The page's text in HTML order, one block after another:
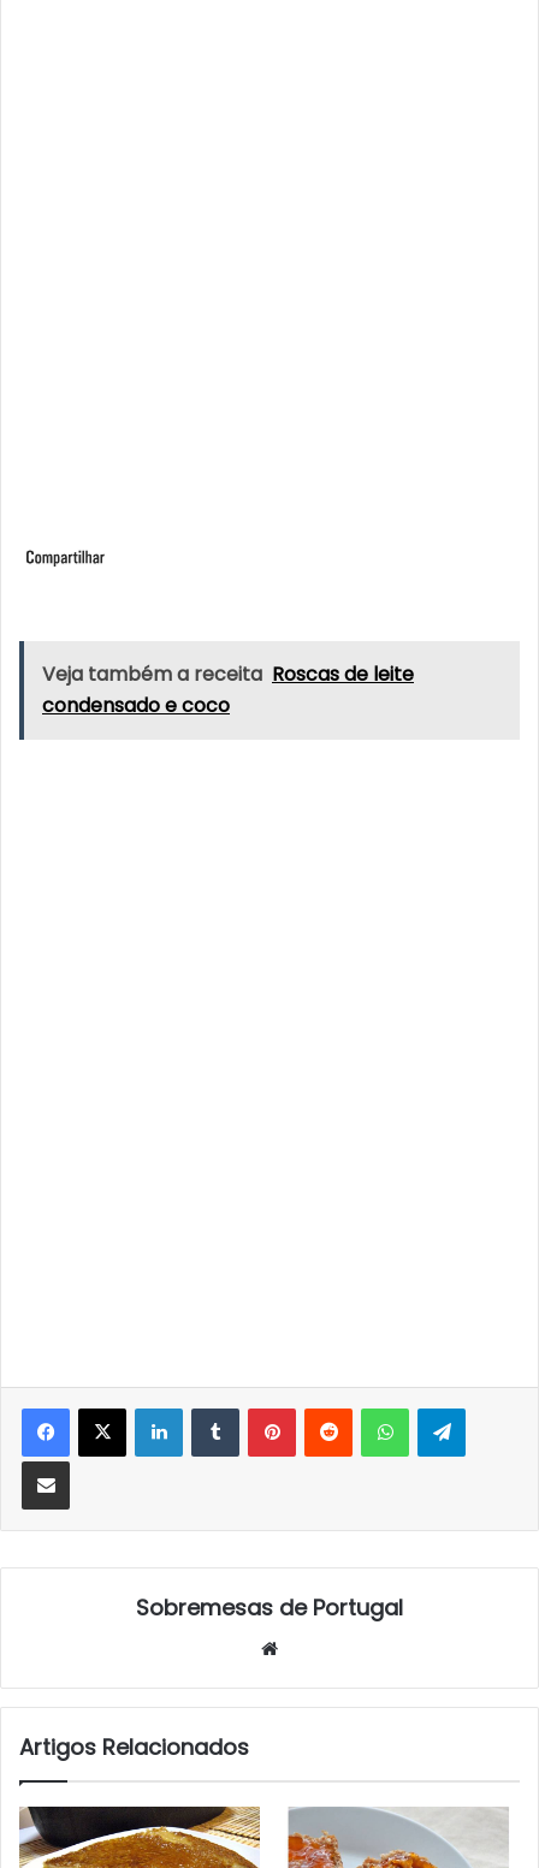
Veja também a receita Roscas de leite
condensado e coco
LinkedInTumblrPinterestReddit WhatsApp
Partilhar Via Email
Sobremesas de Portugal
Artigos Relacionados